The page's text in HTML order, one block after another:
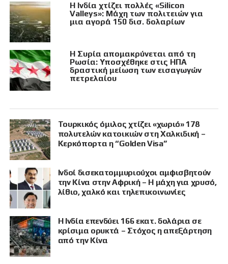
Η Ινδία χτίζει πολλές «Silicon
Valleys»: Μάχη των πολιτειών για
μια αγορά 150 δισ. δολαρίων
Η Συρία απομακρύνεται από τη
Ρωσία: Υποσχέθηκε στις ΗΠΑ
δραστική μείωση των εισαγωγών
πετρελαίου
Τουρκικός όμιλος χτίζει «χωριό» 178
πολυτελών κατοικιών στη Χαλκιδική –
Κερκόπορτα η “Golden Visa”
Ινδοί δισεκατομμυριούχοι αμφισβητούν
την Κίνα στην Αφρική – Η μάχη για χρυσό,
λίθιο, χαλκό και τηλεπικοινωνίες
Η Ινδία επενδύει 166 εκατ. δολάρια σε
κρίσιμα ορυκτά – Στόχος η απεξάρτηση
από την Κίνα